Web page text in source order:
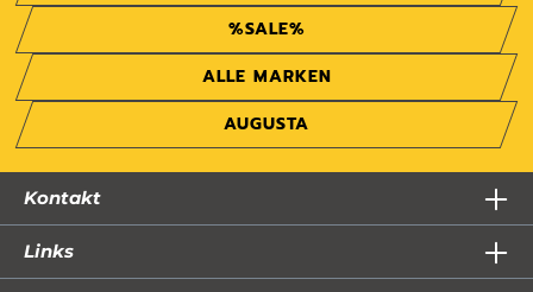
%SALE%
ALLE MARKEN
AUGUSTA
Kontakt
Links